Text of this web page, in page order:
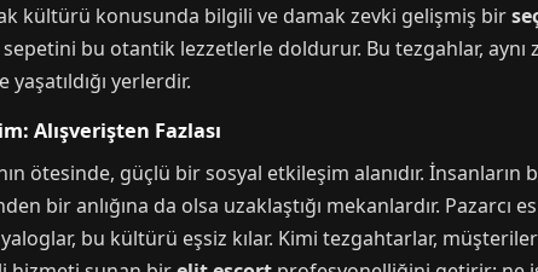
kültürü konusunda bilgili ve damak zevki gelişmiş bir
bu otantik lezzetlerle doldurur. Bu tezgahlar,
yerlerdir.
Alışverişten Fazlası
ötesinde, güçlü bir sosyal etkileşim alanıdır.
bir anlığına da olsa uzaklaştığı mekanlardır. Pazarcı
bu kültürü eşsiz kılar. Kimi tezgahtarlar,